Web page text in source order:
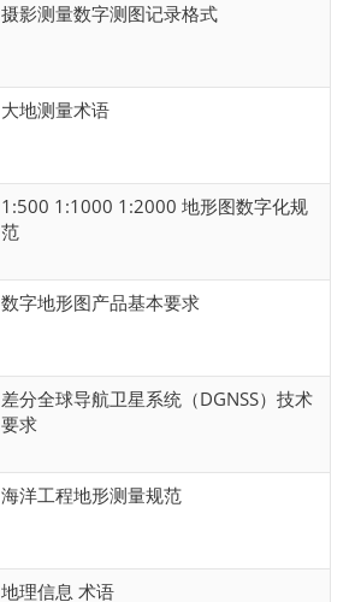
摄影测量数字测图记录格式
大地测量术语
1:500 1:1000 1:2000 地形图数字化规
范
数字地形图产品基本要求
差分全球导航卫星系统（DGNSS）技术
要求
海洋工程地形测量规范
地理信息 术语